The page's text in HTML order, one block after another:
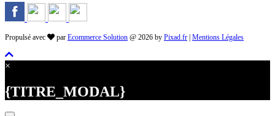
Propulsé avec par Ecommerce Solution @ 2026 by Pixad.fr | Mentions Légales
×
{TITRE_MODAL}